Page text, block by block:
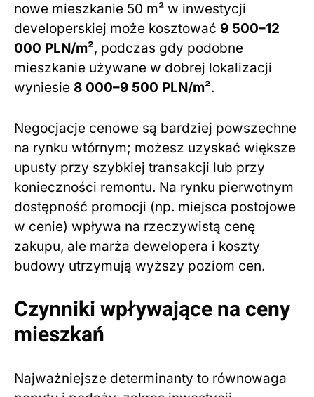
nowe mieszkanie 50 m² w inwestycji
developerskiej może kosztować 9 500–12
000 PLN/m², podczas gdy podobne
mieszkanie używane w dobrej lokalizacji
wyniesie 8 000–9 500 PLN/m².
Negocjacje cenowe są bardziej powszechne
na rynku wtórnym; możesz uzyskać większe
upusty przy szybkiej transakcji lub przy
konieczności remontu. Na rynku pierwotnym
dostępność promocji (np. miejsca postojowe
w cenie) wpływa na rzeczywistą cenę
zakupu, ale marża dewelopera i koszty
budowy utrzymują wyższy poziom cen.
Czynniki wpływające na ceny
mieszkań
Najważniejsze determinanty to równowaga